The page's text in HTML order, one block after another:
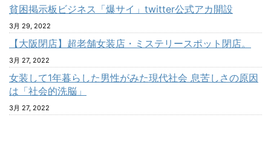
貧困掲示板ビジネス「爆サイ」twitter公式アカ開設
3月 29, 2022
【大阪閉店】超老舗女装店・ミステリースポット閉店。
3月 27, 2022
女装して1年暮らした男性がみた現代社会 息苦しさの原因
は「社会的洗脳」
3月 27, 2022